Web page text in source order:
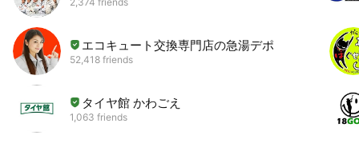
エコキュート交換専門店の急湯デポ
52,418 friends
タイヤ館 かわごえ
1,063 friends